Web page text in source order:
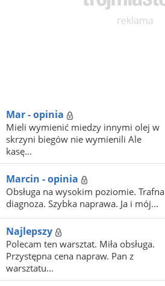
Mar - opinia
Mieli wymienić miedzy innymi olej w
skrzyni biegów nie wymienili Ale
kasę...
Marcin - opinia
Obsługa na wysokim poziomie. Trafna
diagnoza. Szybka naprawa. Ja i mój...
Najlepszy
Polecam ten warsztat. Miła obsługa.
Przystępna cena napraw. Pan z
warsztatu...